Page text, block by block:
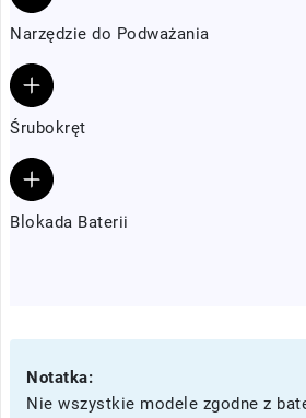
Narzędzie do Podważania
Śrubokręt
Blokada Baterii
Notatka:
Nie wszystkie modele zgodne z